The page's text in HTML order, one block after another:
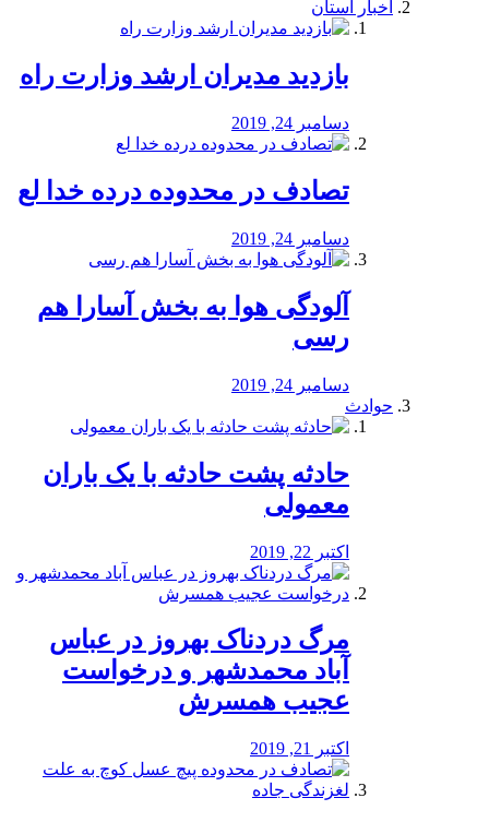
اخبار استان
بازدید مدیران ارشد وزارت راه
دسامبر 24, 2019
تصادف در محدوده درده خدا لع
دسامبر 24, 2019
آلودگی هوا به بخش آسارا هم
رسی
دسامبر 24, 2019
حوادث
️حادثه پشت حادثه با یک باران
معمولی
اکتبر 22, 2019
مرگ دردناک بهروز در عباس
آباد محمدشهر و درخواست
عجیب همسرش
اکتبر 21, 2019